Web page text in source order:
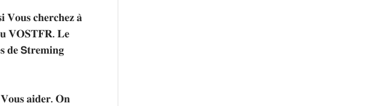
𝐕𝐨𝐮𝐬 𝐜𝐡𝐞𝐫𝐜𝐡𝐞𝐳 𝐚̀
𝐕𝐎𝐒𝐓𝐅𝐑. 𝐋𝐞
𝐝𝐞 𝗦𝐭𝐫𝐞𝐦𝐢𝐧𝐠
𝐕𝐨𝐮𝐬 𝐚𝐢𝐝𝐞𝐫. 𝐎𝐧